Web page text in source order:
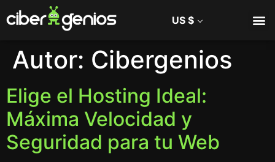
US $
Autor: Cibergenios
Elige el Hosting Ideal:
Máxima Velocidad y
Seguridad para tu Web